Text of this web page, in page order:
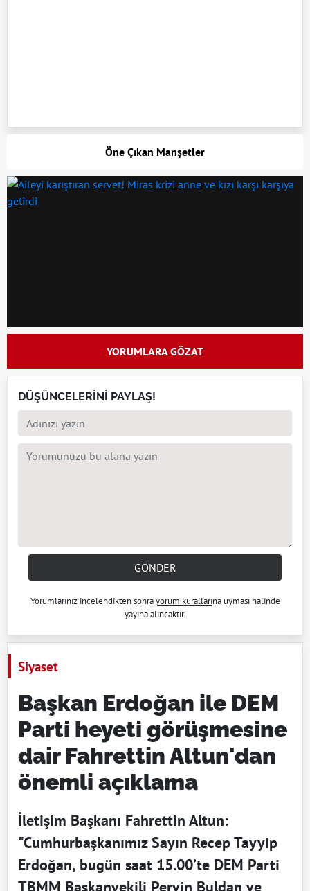
Öne Çıkan Manşetler
YORUMLARA GÖZAT
DÜŞÜNCELERİNİ PAYLAŞ!
GÖNDER
Yorumlarınız incelendikten sonrayorum kurallarına uyması halinde
yayına alıncaktır.
Siyaset
Başkan Erdoğan ile DEM
Parti heyeti görüşmesine
dair Fahrettin Altun'dan
önemli açıklama
İletişim Başkanı Fahrettin Altun:
"Cumhurbaşkanımız Sayın Recep Tayyip
Erdoğan, bugün saat 15.00’te DEM Parti
TBMM Başkanvekili Pervin Buldan ve